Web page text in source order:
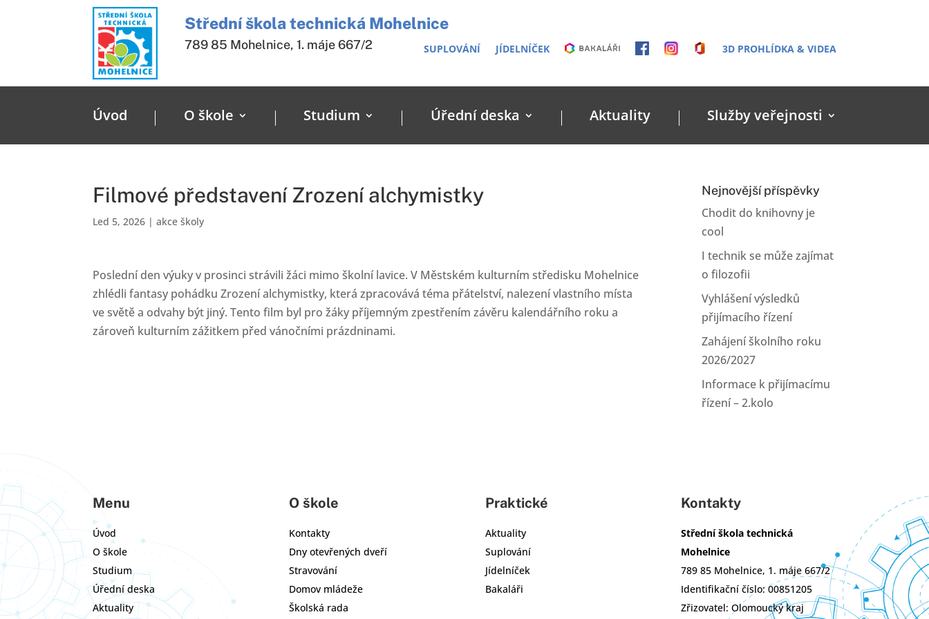
Střední škola technická Mohelnice
789 85 Mohelnice, 1. máje 667/2 SUPLOVÁNÍ JÍDELNÍČEK 3D PROHLÍDKA & VIDEA
Úvod O škole Studium Úřední deska Aktuality Služby veřejnosti
Filmové představení Zrození alchymistky
Led 5, 2026 |akce školy
Poslední den výuky v prosinci strávili žáci mimo školní lavice. V Městském kulturním středisku Mohelnice
zhlédli fantasy pohádku Zrození alchymistky, která zpracovává téma přátelství, nalezení vlastního místa
ve světě a odvahy být jiný. Tento film byl pro žáky příjemným zpestřením závěru kalendářního roku a
zároveň kulturním zážitkem před vánočními prázdninami.
Nejnovější příspěvky
Chodit do knihovny je
cool
I technik se může zajímat
o filozofii
Vyhlášení výsledků
přijímacího řízení
Zahájení školního roku
2026/2027
Informace k přijímacímu
řízení – 2.kolo
Menu
Úvod
O škole
Studium
Úřední deska
Aktuality
O škole
Kontakty
Dny otevřených dveří
Stravování
Domov mládeže
Školská rada
Praktické
Aktuality
Suplování
Jídelníček
Bakaláři
Kontakty
Střední škola technická
Mohelnice
789 85 Mohelnice, 1. máje 667/2
Identifikační číslo: 00851205
Zřizovatel: Olomoucký kraj